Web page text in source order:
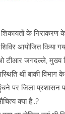
के निराकरण
आयोजित किया
टीआर जगदल्ले, मुख्य
थीं बाकी
पर जिला प्रशासन
क्या है..?